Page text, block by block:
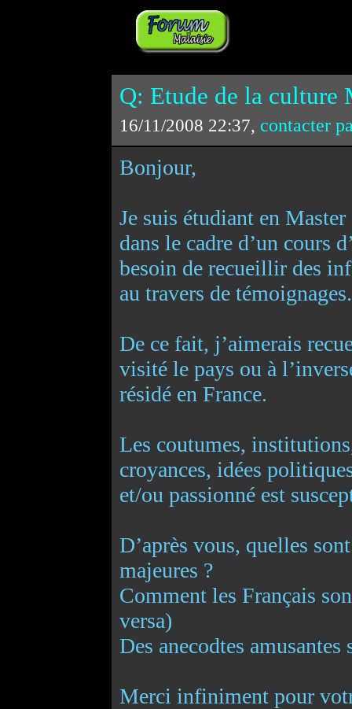
Q: Etude de la culture
16/11/2008 22:37, contacter
Bonjour,
Je suis étudiant en
dans le cadre d’un cours
besoin de recueillir des
au travers de témoignages.
De ce fait, j’aimerais
visité le pays ou à
résidé en France.
Les coutumes,
croyances, idées
et/ou passionné est
D’après vous, quelles
majeures ?
Comment les Français
versa)
Des anecodtes
Merci infiniment pour